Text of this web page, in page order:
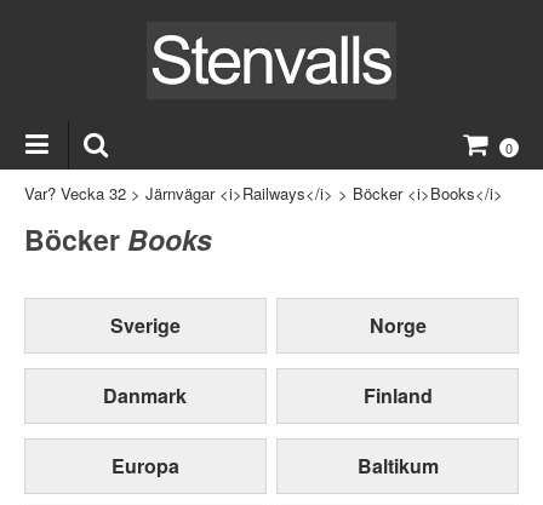
0
Var? Vecka 32 > Järnvägar <i>Railways</i> > Böcker <i>Books</i>
Böcker Books
Sverige Norge
Danmark Finland
Europa Baltikum